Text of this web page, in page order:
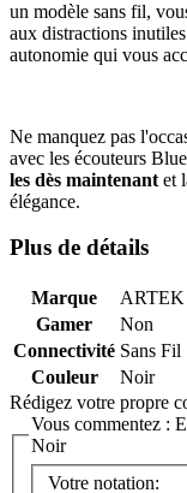
un modèle sans fil,
aux distractions
autonomie qui vous
Ne manquez pas
avec les écouteurs
les dès maintenant et
élégance.
Plus de détails
Marque
ARTEK
Gamer
Non
Connectivité Sans Fil
Couleur
Noir
Rédigez votre propre
Vous commentez :
Noir
Votre notation: